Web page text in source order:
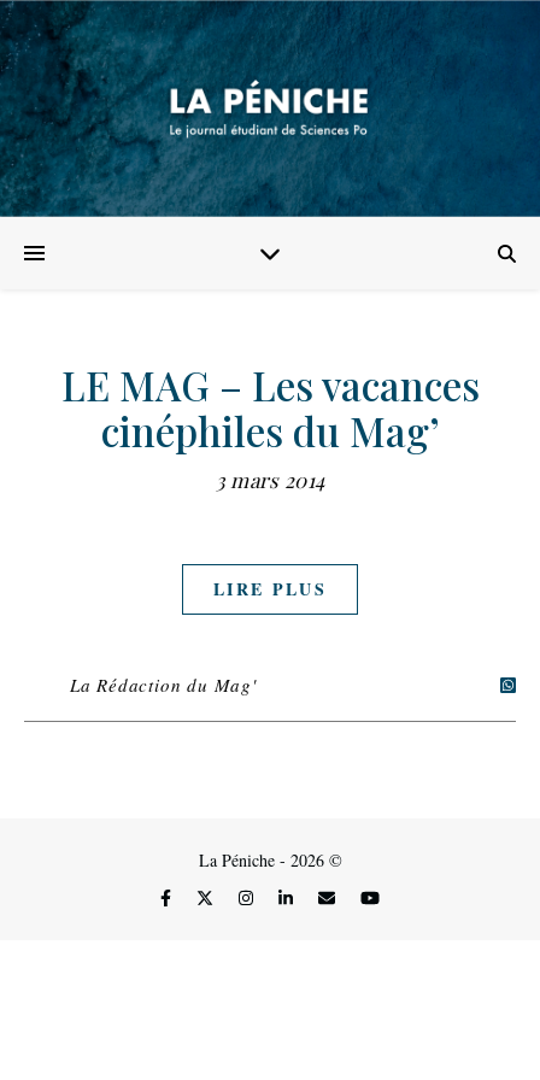
LE MAG – Les vacances
cinéphiles du Mag’
3 mars 2014
LIRE PLUS
La Rédaction du Mag'
La Péniche - 2026 ©